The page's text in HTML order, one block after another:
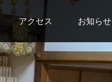
アクセス お知らせ